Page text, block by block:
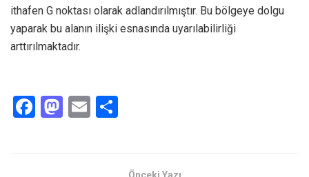
ithafen G noktası olarak adlandırılmıştır. Bu bölgeye dolgu
yaparak bu alanın ilişki esnasında uyarılabilirliği
arttırılmaktadır.
F
M E
Önceki Yazı